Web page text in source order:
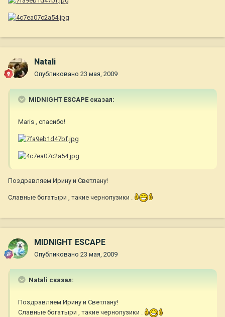
Natali
Опубликовано 23 мая, 2009
MIDNIGHT ESCAPE сказал:
Maris , спасибо!
Поздравляем Ирину и Светлану!
Славные богатыри , такие чернопузики .
MIDNIGHT ESCAPE
Опубликовано 23 мая, 2009
Natali сказал:
Поздравляем Ирину и Светлану!
Славные богатыри , такие чернопузики .